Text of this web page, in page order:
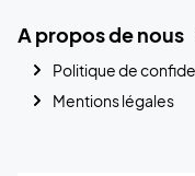
A propos de nous
Politique de
Mentions légales